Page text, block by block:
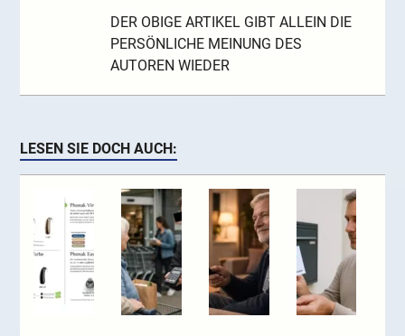
DER OBIGE ARTIKEL GIBT ALLEIN DIE
PERSÖNLICHE MEINUNG DES
AUTOREN WIEDER
LESEN SIE DOCH AUCH: